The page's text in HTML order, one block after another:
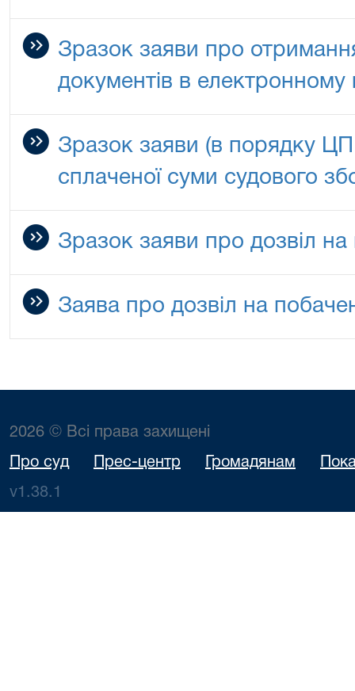
Зразок заяви про
документів в електронному
Зразок заяви (в порядку
сплаченої суми судового
Зразок заяви про дозвіл
Заява про дозвіл на
2026 © Всі права захищені
Про суд Прес-центр Громадянам
v1.38.1